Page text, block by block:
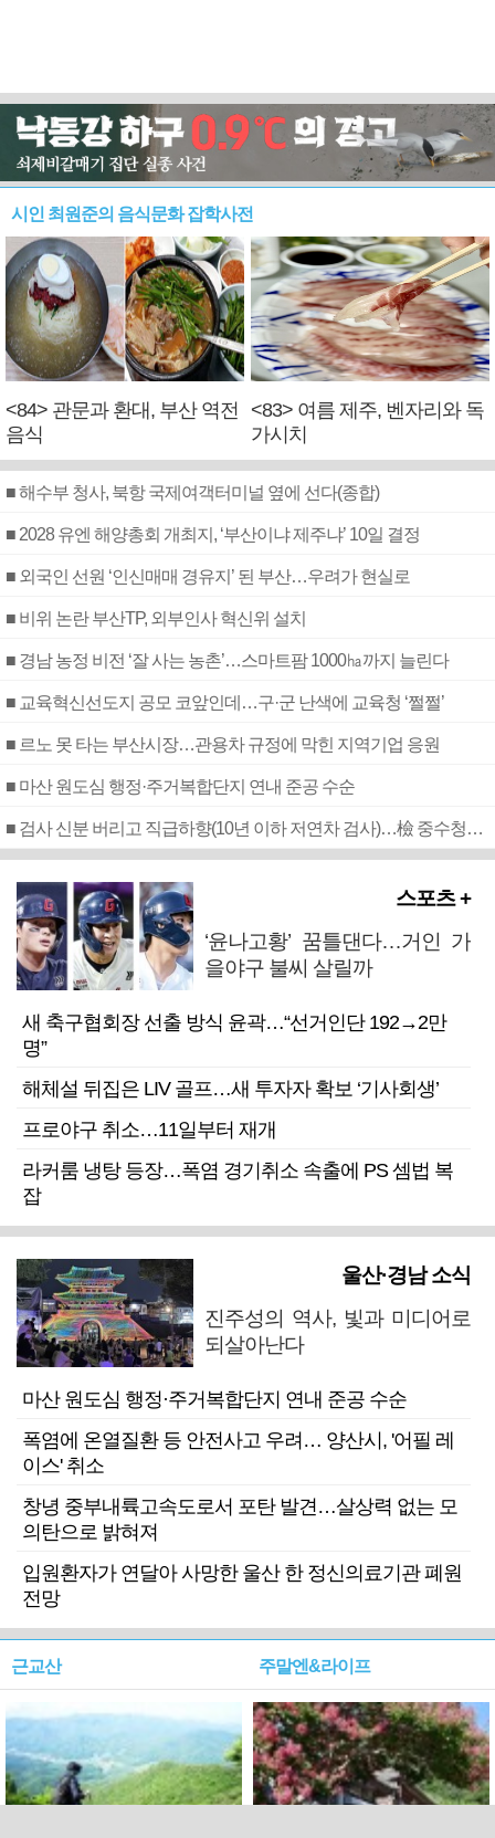
시인 최원준의 음식문화 잡학사전
<84> 관문과 환대, 부산 역전
음식
<83> 여름 제주, 벤자리와 독
가시치
■ 해수부 청사, 북항 국제여객터미널 옆에 선다(종합)
■ 2028 유엔 해양총회 개최지, ‘부산이냐 제주냐’ 10일 결정
■ 외국인 선원 ‘인신매매 경유지’ 된 부산…우려가 현실로
■ 비위 논란 부산TP, 외부인사 혁신위 설치
■ 경남 농정 비전 ‘잘 사는 농촌’…스마트팜 1000㏊까지 늘린다
■ 교육혁신선도지 공모 코앞인데…구·군 난색에 교육청 ‘쩔쩔’
■ 르노 못 타는 부산시장…관용차 규정에 막힌 지역기업 응원
■ 마산 원도심 행정·주거복합단지 연내 준공 수순
■ 검사 신분 버리고 직급하향(10년 이하 저연차 검사)…檢 중수청행 기피
스포츠 +
‘윤나고황’ 꿈틀댄다…거인 가
을야구 불씨 살릴까
새 축구협회장 선출 방식 윤곽…“선거인단 192→2만
명”
해체설 뒤집은 LIV 골프…새 투자자 확보 ‘기사회생’
프로야구 취소…11일부터 재개
라커룸 냉탕 등장…폭염 경기취소 속출에 PS 셈법 복
잡
울산·경남 소식
진주성의 역사, 빛과 미디어로
되살아난다
마산 원도심 행정·주거복합단지 연내 준공 수순
폭염에 온열질환 등 안전사고 우려… 양산시, '어필 레
이스' 취소
창녕 중부내륙고속도로서 포탄 발견…살상력 없는 모
의탄으로 밝혀져
입원환자가 연달아 사망한 울산 한 정신의료기관 폐원
전망
근교산 주말엔&라이프